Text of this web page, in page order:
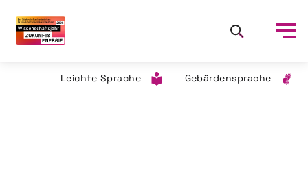
Leichte Sprache Gebärdensprache